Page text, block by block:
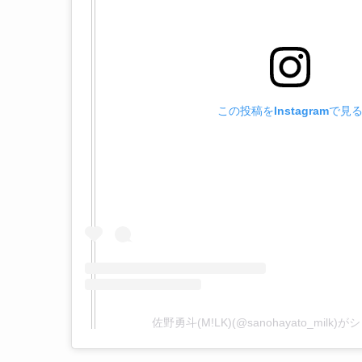
この投稿をInstagramで見る
佐野勇斗(M!LK)(@sanohayato_milk)が